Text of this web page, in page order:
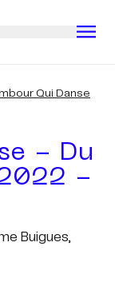
Qui Danse
- Du
-
Buigues,